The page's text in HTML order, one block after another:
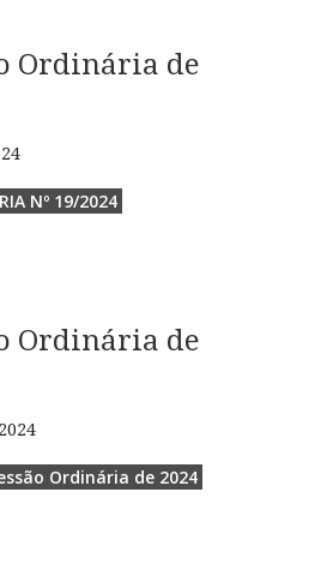
Ordinária de
Nº 19/2024
Ordinária de
Ordinária de 2024